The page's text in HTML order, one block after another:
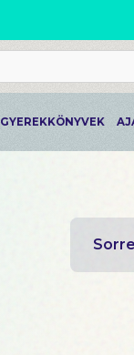
GYEREKKÖNYVEK